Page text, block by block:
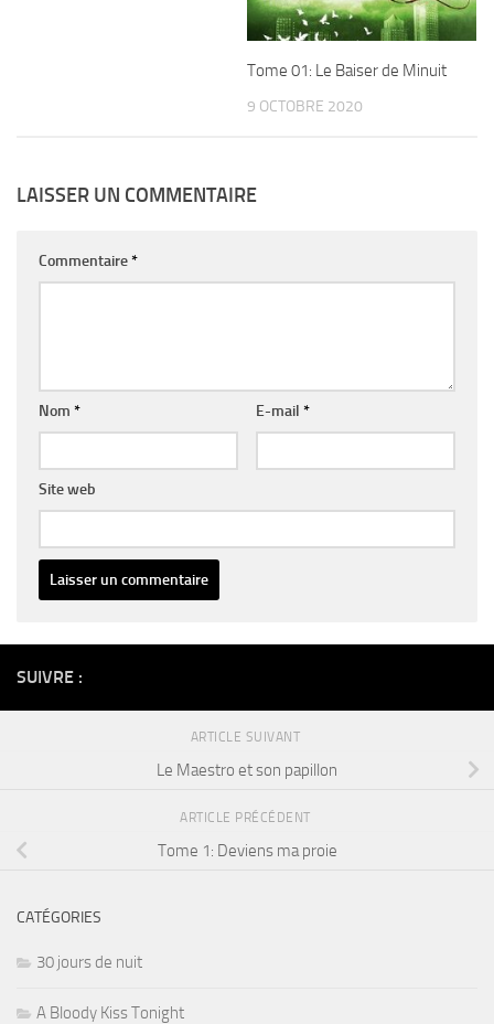
Tome 01: Le Baiser de Minuit
9 OCTOBRE 2020
LAISSER UN COMMENTAIRE
Commentaire*
Nom * E-mail *
Site web
SUIVRE :
ARTICLE SUIVANT
Le Maestro et son papillon
ARTICLE PRÉCÉDENT
Tome 1: Deviens ma proie
CATÉGORIES
30 jours de nuit
A Bloody Kiss Tonight